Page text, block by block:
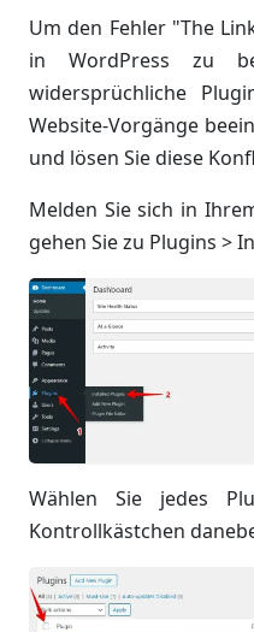
Um den Fehler "The
in WordPress zu
widersprüchliche
Website-Vorgänge
und lösen Sie diese
Melden Sie sich in
gehen Sie zu Plugins >
Wählen Sie jedes
Kontrollkästchen